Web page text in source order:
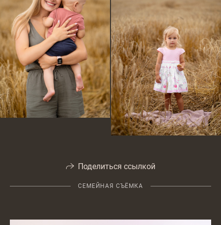
Поделиться ссылкой
СЕМЕЙНАЯ СЪЁМКА